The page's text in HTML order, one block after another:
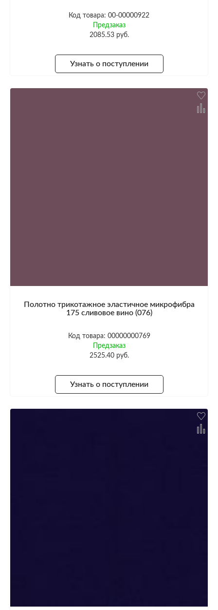
Код товара: 00-00000922
Предзаказ
2085.53 руб.
Узнать о поступлении
Полотно трикотажное эластичное микрофибра
175 сливовое вино (076)
Код товара: 00000000769
Предзаказ
2525.40 руб.
Узнать о поступлении